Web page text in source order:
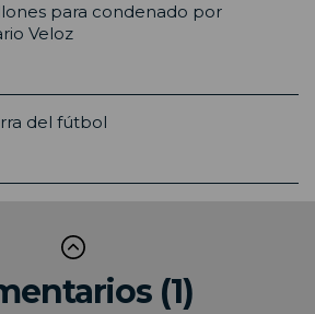
para condenado por
Veloz
del fútbol
(1)